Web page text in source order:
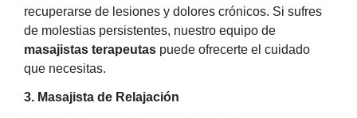
recuperarse de lesiones y dolores crónicos. Si sufres
de molestias persistentes, nuestro equipo de
masajistas terapeutas puede ofrecerte el cuidado
que necesitas.
3. Masajista de Relajación